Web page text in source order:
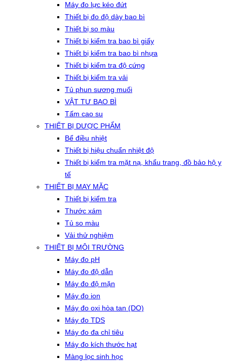
Máy đo lực kéo đứt
Thiết bị đo độ dày bao bì
Thiết bị so màu
Thiết bị kiểm tra bao bì giấy
Thiết bị kiểm tra bao bì nhựa
Thiết bị kiểm tra độ cứng
Thiết bị kiểm tra vải
Tủ phun sương muối
VẬT TƯ BAO BÌ
Tấm cao su
THIẾT BỊ DƯỢC PHẨM
Bể điều nhiệt
Thiết bị hiệu chuẩn nhiệt độ
Thiết bị kiểm tra mặt nạ, khẩu trang, đồ bảo hộ y
tế
THIẾT BỊ MAY MẶC
Thiết bị kiểm tra
Thước xám
Tủ so màu
Vải thử nghiệm
THIẾT BỊ MÔI TRƯỜNG
Máy đo pH
Máy đo độ dẫn
Máy đo độ mặn
Máy đo ion
Máy đo oxi hòa tan (DO)
Máy đo TDS
Máy đo đa chỉ tiêu
Máy đo kích thước hạt
Màng lọc sinh học